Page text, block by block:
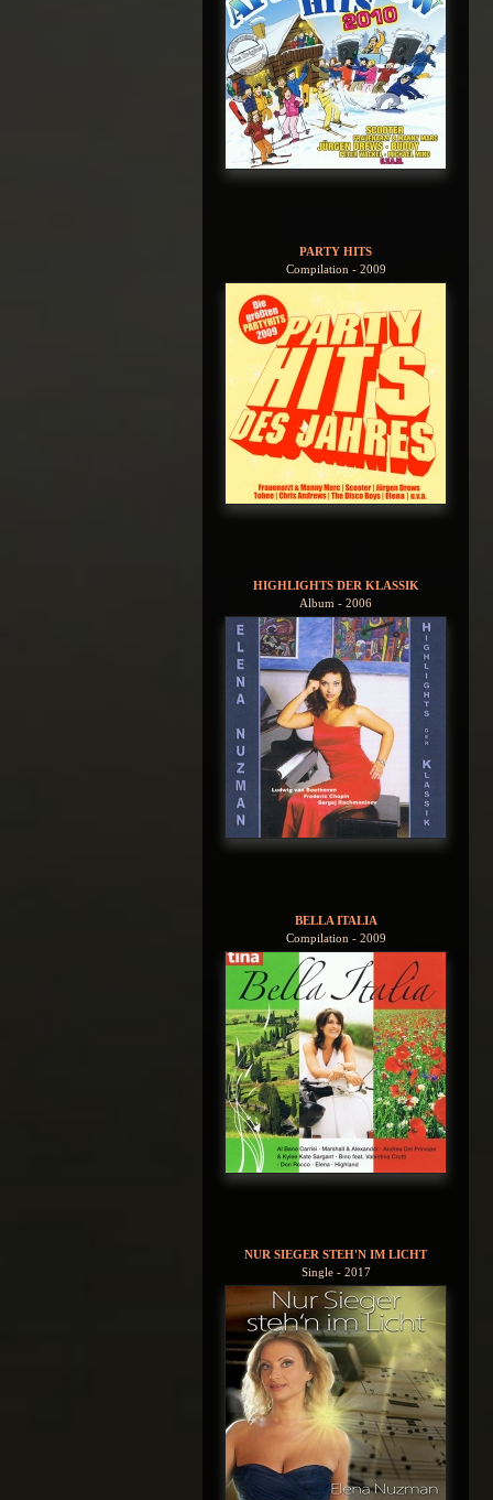
PARTY HITS
Compilation - 2009
HIGHLIGHTS DER KLASSIK
Album - 2006
BELLA ITALIA
Compilation - 2009
NUR SIEGER STEH'N IM LICHT
Single - 2017